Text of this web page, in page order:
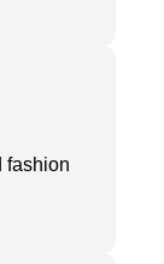
fashion